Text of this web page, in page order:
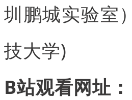
圳鹏城实验室
技大学)
B站观看网址：